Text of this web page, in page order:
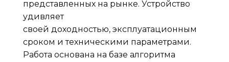
представленных на рынке. Устройство
удивляет
своей доходностью, эксплуатационным
сроком и техническими параметрами.
Работа основана на базе алгоритма